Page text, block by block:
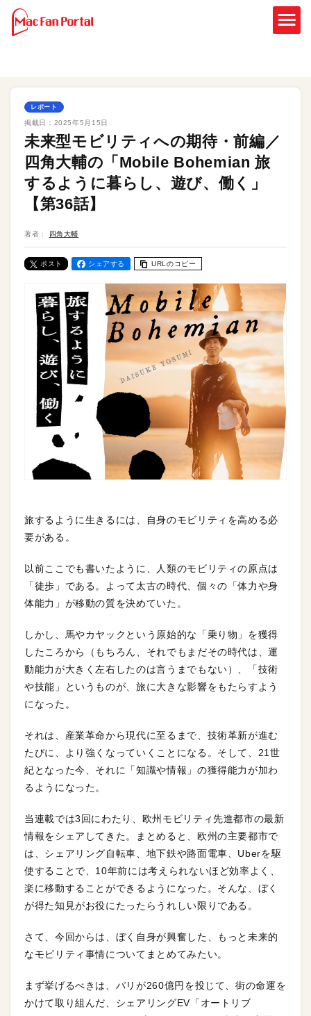
レポート
掲載日： 2025年5月15日
未来型モビリティへの期待・前編／
四角大輔の「Mobile Bohemian 旅
するように暮らし、遊び、働く」
【第36話】
著者： 四角大輔
ポスト シェアする URLのコピー
旅するように生きるには、自身のモビリティを高める必
要がある。
以前ここでも書いたように、人類のモビリティの原点は
「徒歩」である。よって太古の時代、個々の「体力や身
体能力」が移動の質を決めていた。
しかし、馬やカヤックという原始的な「乗り物」を獲得
したころから（もちろん、それでもまだその時代は、運
動能力が大きく左右したのは言うまでもない）、「技術
や技能」というものが、旅に大きな影響をもたらすよう
になった。
それは、産業革命から現代に至るまで、技術革新が進む
たびに、より強くなっていくことになる。そして、21世
紀となった今、それに「知識や情報」の獲得能力が加わ
るようになった。
当連載では3回にわたり、欧州モビリティ先進都市の最新
情報をシェアしてきた。まとめると、欧州の主要都市で
は、シェアリング自転車、地下鉄や路面電車、Uberを駆
使することで、10年前には考えられないほど効率よく、
楽に移動することができるようになった。そんな、ぼく
が得た知見がお役にたったらうれしい限りである。
さて、今回からは、ぼく自身が興奮した、もっと未来的
なモビリティ事情についてまとめてみたい。
まず挙げるべきは、パリが260億円を投じて、街の命運を
かけて取り組んだ、シェアリングEV「オートリブ